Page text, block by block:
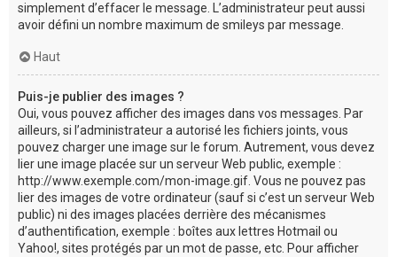
simplement d’effacer le message. L’administrateur peut aussi
avoir défini un nombre maximum de smileys par message.
Haut
Puis-je publier des images ?
Oui, vous pouvez afficher des images dans vos messages. Par
ailleurs, si l’administrateur a autorisé les fichiers joints, vous
pouvez charger une image sur le forum. Autrement, vous devez
lier une image placée sur un serveur Web public, exemple :
http://www.exemple.com/mon-image.gif. Vous ne pouvez pas
lier des images de votre ordinateur (sauf si c’est un serveur Web
public) ni des images placées derrière des mécanismes
d’authentification, exemple : boîtes aux lettres Hotmail ou
Yahoo!, sites protégés par un mot de passe, etc. Pour afficher